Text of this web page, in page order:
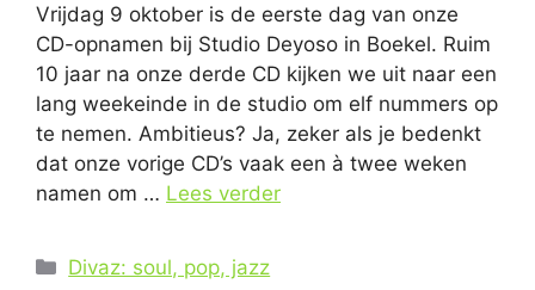
Vrijdag 9 oktober is de eerste dag van onze
CD-opnamen bij Studio Deyoso in Boekel. Ruim
10 jaar na onze derde CD kijken we uit naar een
lang weekeinde in de studio om elf nummers op
te nemen. Ambitieus? Ja, zeker als je bedenkt
dat onze vorige CD’s vaak een à twee weken
namen om … Lees verder
Categorieën
Divaz: soul, pop, jazz